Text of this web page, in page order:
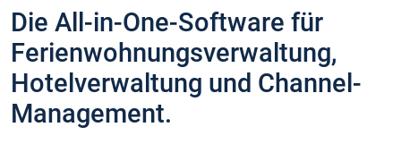
Die All-in-One-Software für
Ferienwohnungsverwaltung,
Hotelverwaltung und Channel-
Management.